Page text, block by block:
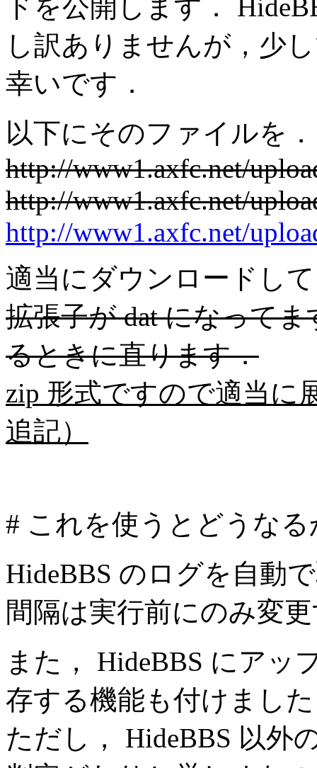
ドを公開します．
し訳ありませんが，少
幸いです．
以下にそのファイルを．
http://www1.axfc.net/
http://www1.axfc.net/
http://www1.axfc.net/
適当にダウンロードし
拡張子が dat になって
るときに直ります．
zip 形式ですので適当に
追記）
# これを使うとどうなる
HideBBS のログを自動
間隔は実行前にのみ変
また， HideBBS にアッ
存する機能も付けまし
ただし， HideBBS 以外